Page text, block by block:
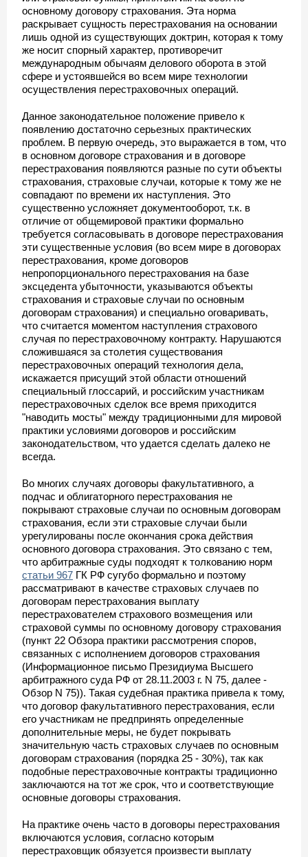
основному договору страхования. Эта норма
раскрывает сущность перестрахования на основании
лишь одной из существующих доктрин, которая к тому
же носит спорный характер, противоречит
международным обычаям делового оборота в этой
сфере и устоявшейся во всем мире технологии
осуществления перестраховочных операций.
Данное законодательное положение привело к
появлению достаточно серьезных практических
проблем. В первую очередь, это выражается в том, что
в основном договоре страхования и в договоре
перестрахования появляются разные по сути объекты
страхования, страховые случаи, которые к тому же не
совпадают по времени их наступления. Это
существенно усложняет документооборот, т.к. в
отличие от общемировой практики формально
требуется согласовывать в договоре перестрахования
эти существенные условия (во всем мире в договорах
перестрахования, кроме договоров
непропорционального перестрахования на базе
эксцедента убыточности, указываются объекты
страхования и страховые случаи по основным
договорам страхования) и специально оговаривать,
что считается моментом наступления страхового
случая по перестраховочному контракту. Нарушаются
сложившаяся за столетия существования
перестраховочных операций технология дела,
искажается присущий этой области отношений
специальный глоссарий, и российским участникам
перестраховочных сделок все время приходится
"наводить мосты" между традиционными для мировой
практики условиями договоров и российским
законодательством, что удается сделать далеко не
всегда.
Во многих случаях договоры факультативного, а
подчас и облигаторного перестрахования не
покрывают страховые случаи по основным договорам
страхования, если эти страховые случаи были
урегулированы после окончания срока действия
основного договора страхования. Это связано с тем,
что арбитражные суды подходят к толкованию норм
статьи 967 ГК РФ сугубо формально и поэтому
рассматривают в качестве страховых случаев по
договорам перестрахования выплату
перестрахователем страхового возмещения или
страховой суммы по основному договору страхования
(пункт 22 Обзора практики рассмотрения споров,
связанных с исполнением договоров страхования
(Информационное письмо Президиума Высшего
арбитражного суда РФ от 28.11.2003 г. N 75, далее -
Обзор N 75)). Такая судебная практика привела к тому,
что договор факультативного перестрахования, если
его участникам не предпринять определенные
дополнительные меры, не будет покрывать
значительную часть страховых случаев по основным
договорам страхования (порядка 25 - 30%), так как
подобные перестраховочные контракты традиционно
заключаются на тот же срок, что и соответствующие
основные договоры страхования.
На практике очень часто в договоры перестрахования
включаются условия, согласно которым
перестраховщик обязуется произвести выплату